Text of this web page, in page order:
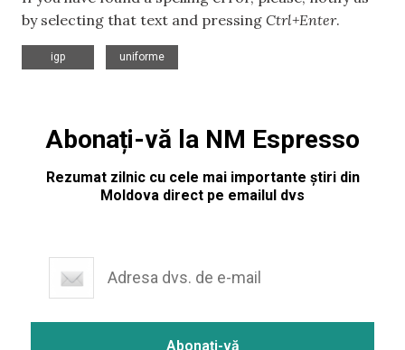
by selecting that text and pressing Ctrl+Enter.
igp
uniforme
Abonați-vă la NM Espresso
Rezumat zilnic cu cele mai importante știri din
Moldova direct pe emailul dvs